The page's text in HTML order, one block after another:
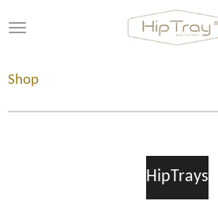
Hauptinhalt
Shop
HipTrays